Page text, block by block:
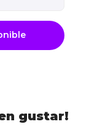
gustar!